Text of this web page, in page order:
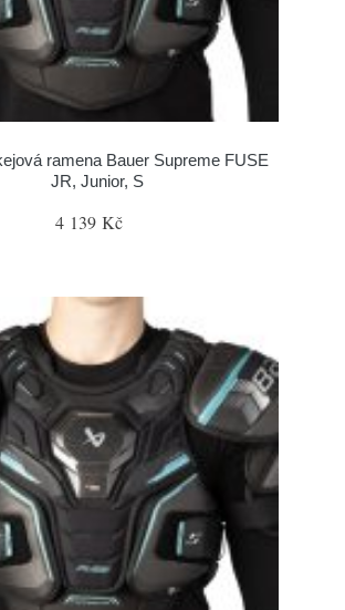
ramena Bauer Supreme FUSE
JR, Junior, S
4 139 Kč